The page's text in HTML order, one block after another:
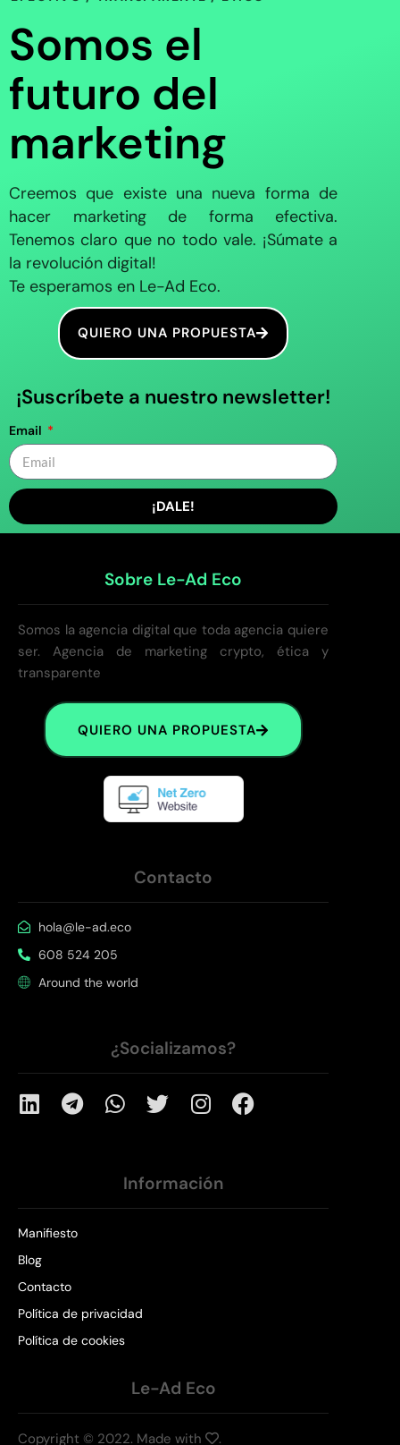
Somos el
futuro del
marketing
Creemos que existe una nueva forma de
hacer marketing de forma efectiva.
Tenemos claro que no todo vale. ¡Súmate a
la revolución digital!
Te esperamos en Le-Ad Eco.
QUIERO UNA PROPUESTA
¡Suscríbete a nuestro newsletter!
Email
¡DALE!
Sobre Le-Ad Eco
Somos la agencia digital que toda agencia quiere
ser. Agencia de marketing crypto, ética y
transparente
QUIERO UNA PROPUESTA
Contacto
hola@le-ad.eco
608 524 205
Around the world
¿Socializamos?
Información
Manifiesto
Blog
Contacto
Política de privacidad
Política de cookies
Le-Ad Eco
Copyright © 2022. Made with .